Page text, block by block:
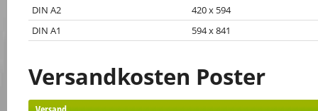
DIN A2
420 x 594
DIN A1
594 x 841
Versandkosten Poster